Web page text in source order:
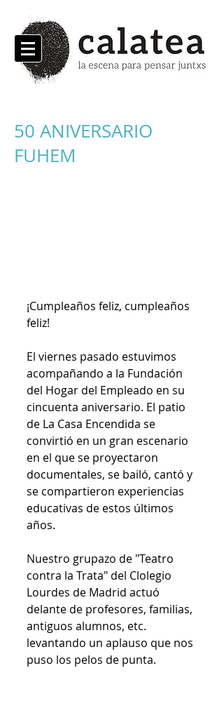
50 ANIVERSARIO
FUHEM
¡Cumpleaños feliz, cumpleaños
feliz!
El viernes pasado estuvimos
acompañando a la Fundación
del Hogar del Empleado en su
cincuenta aniversario. El patio
de La Casa Encendida se
convirtió en un gran escenario
en el que se proyectaron
documentales, se bailó, cantó y
se compartieron experiencias
educativas de estos últimos
años.
Nuestro grupazo de "Teatro
contra la Trata" del Clolegio
Lourdes de Madrid actuó
delante de profesores, familias,
antiguos alumnos, etc.
levantando un aplauso que nos
puso los pelos de punta.